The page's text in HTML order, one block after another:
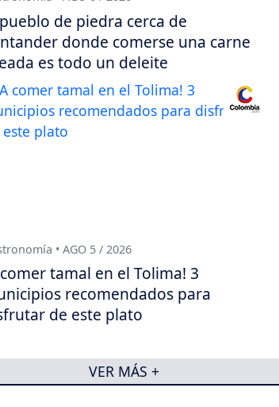
de piedra cerca de
donde comerse una carne
es todo un deleite
• AGO 5 / 2026
comer tamal en el Tolima! 3
recomendados para
de este plato
VER MÁS +